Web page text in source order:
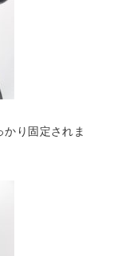
り固定されま